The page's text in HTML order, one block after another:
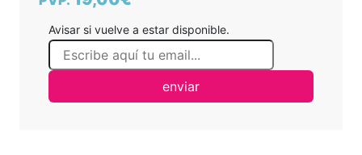
Avisar si vuelve a estar disponible.
enviar